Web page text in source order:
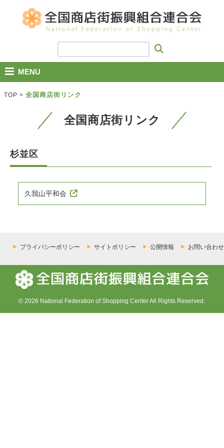
MENU
TOP > 全国商店街リンク
全国商店街リンク
杉並区
久我山平和会
プライバシーポリシー サイトポリシー 公開情報 お問い合わせ
© 2026 National Federation of Shopping Center All Rights Reserved.